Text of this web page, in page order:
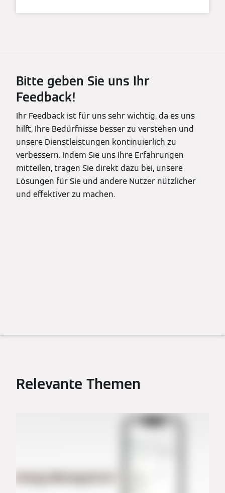
Bitte geben Sie uns Ihr
Feedback!
Ihr Feedback ist für uns sehr wichtig, da es uns
hilft, Ihre Bedürfnisse besser zu verstehen und
unsere Dienstleistungen kontinuierlich zu
verbessern. Indem Sie uns Ihre Erfahrungen
mitteilen, tragen Sie direkt dazu bei, unsere
Lösungen für Sie und andere Nutzer nützlicher
und effektiver zu machen.
Relevante Themen